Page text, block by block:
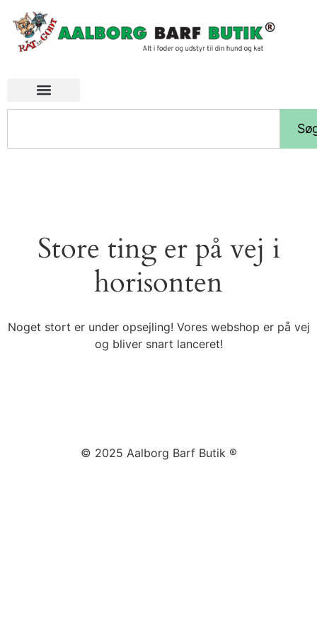
Store ting er på vej i
horisonten
Noget stort er under opsejling! Vores webshop er på vej
og bliver snart lanceret!
© 2025 Aalborg Barf Butik ®